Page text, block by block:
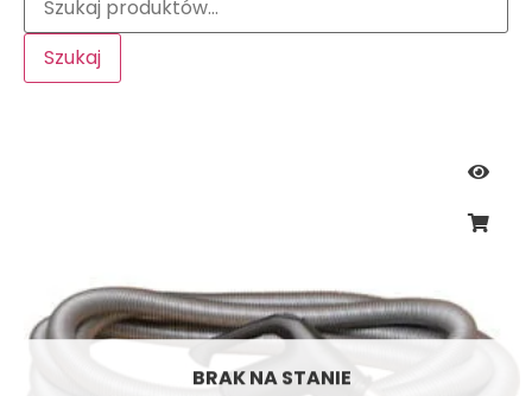
Szukaj
BRAK NA STANIE